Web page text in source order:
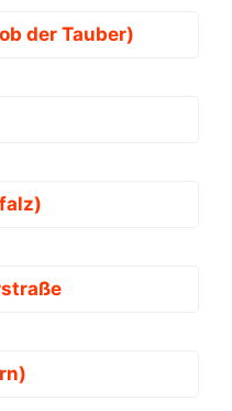
der Tauber)